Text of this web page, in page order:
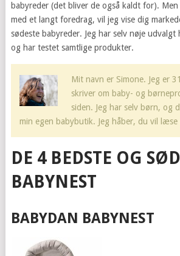
babyreder (det bliver de også kaldt for).
med et langt foredrag, vil jeg vise dig
sødeste babyreder. Jeg har selv nøje
og har testet samtlige produkter.
Mit navn er Simone. Jeg er
skriver om baby- og
siden. Jeg har selv børn, og
min egen babybutik. Jeg håber, du vil læse
DE 4 BEDSTE OG
BABYNEST
BABYDAN BABYNEST